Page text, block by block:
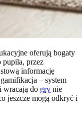
oferują bogaty
pupila, przez
informację
– system
wracają do gry nie
jeszcze mogą odkryć i